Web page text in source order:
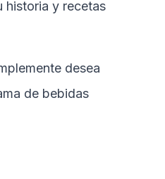
historia y recetas
desea
de bebidas